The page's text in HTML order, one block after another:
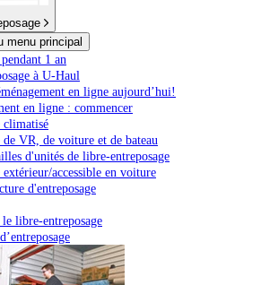
menu principal
1 an
à U-Haul
en ligne aujourd’hui!
en ligne : commencer
climatisé
de VR, de voiture et de bateau
d'unités de libre-entreposage
extérieur/accessible en voiture
d'entreposage
libre-entreposage